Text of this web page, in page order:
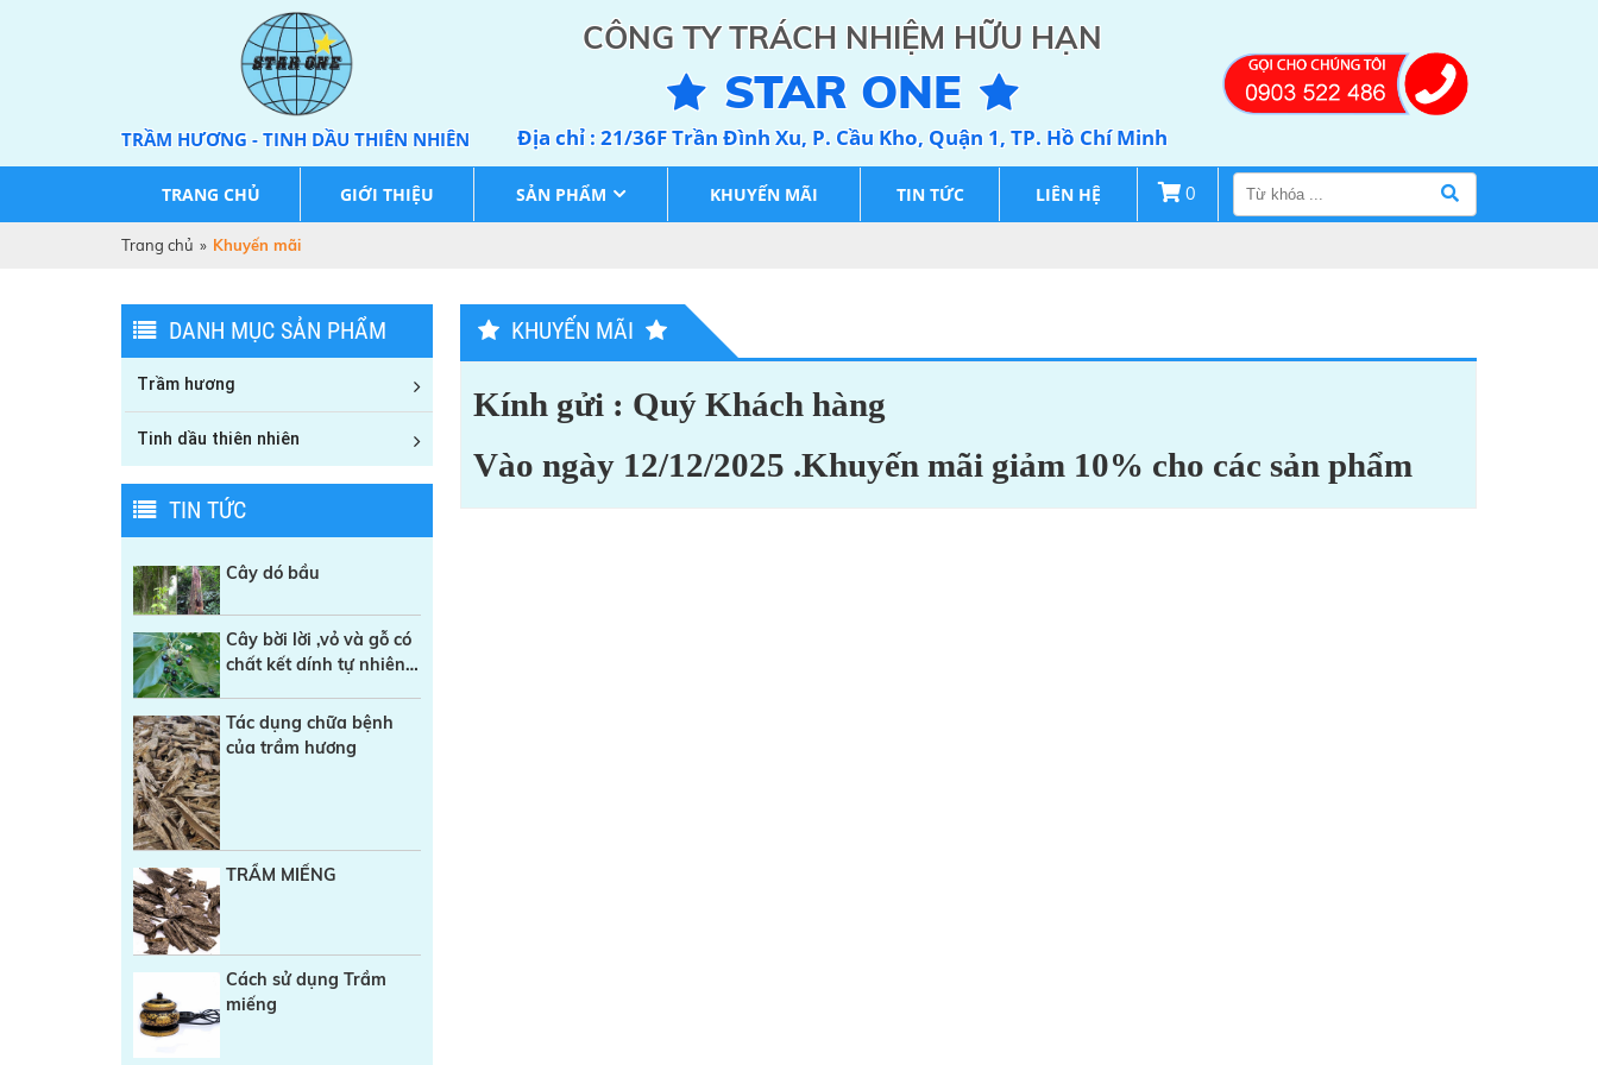
TRẦM HƯƠNG - TINH DẦU THIÊN NHIÊN
CÔNG TY TRÁCH NHIỆM HỮU HẠN
STAR ONE
Địa chỉ : 21/36F Trần Đình Xu, P. Cầu Kho, Quận 1, TP. Hồ Chí Minh
TRANG CHỦ GIỚI THIỆU SẢN PHẨM KHUYẾN MÃI TIN TỨC LIÊN HỆ 0
Trang chủ » Khuyến mãi
DANH MỤC SẢN PHẨM
Trầm hương
Tinh dầu thiên nhiên
TIN TỨC
Cây dó bầu
Cây bời lời ,vỏ và gỗ có
chất kết dính tự nhiên
sạch
Tác dụng chữa bệnh
của trầm hương
TRẦM MIẾNG
Cách sử dụng Trầm
miếng
KHUYẾN MÃI
Kính gửi : Quý Khách hàng
Vào ngày 12/12/2025 .Khuyến mãi giảm 10% cho các sản phẩm